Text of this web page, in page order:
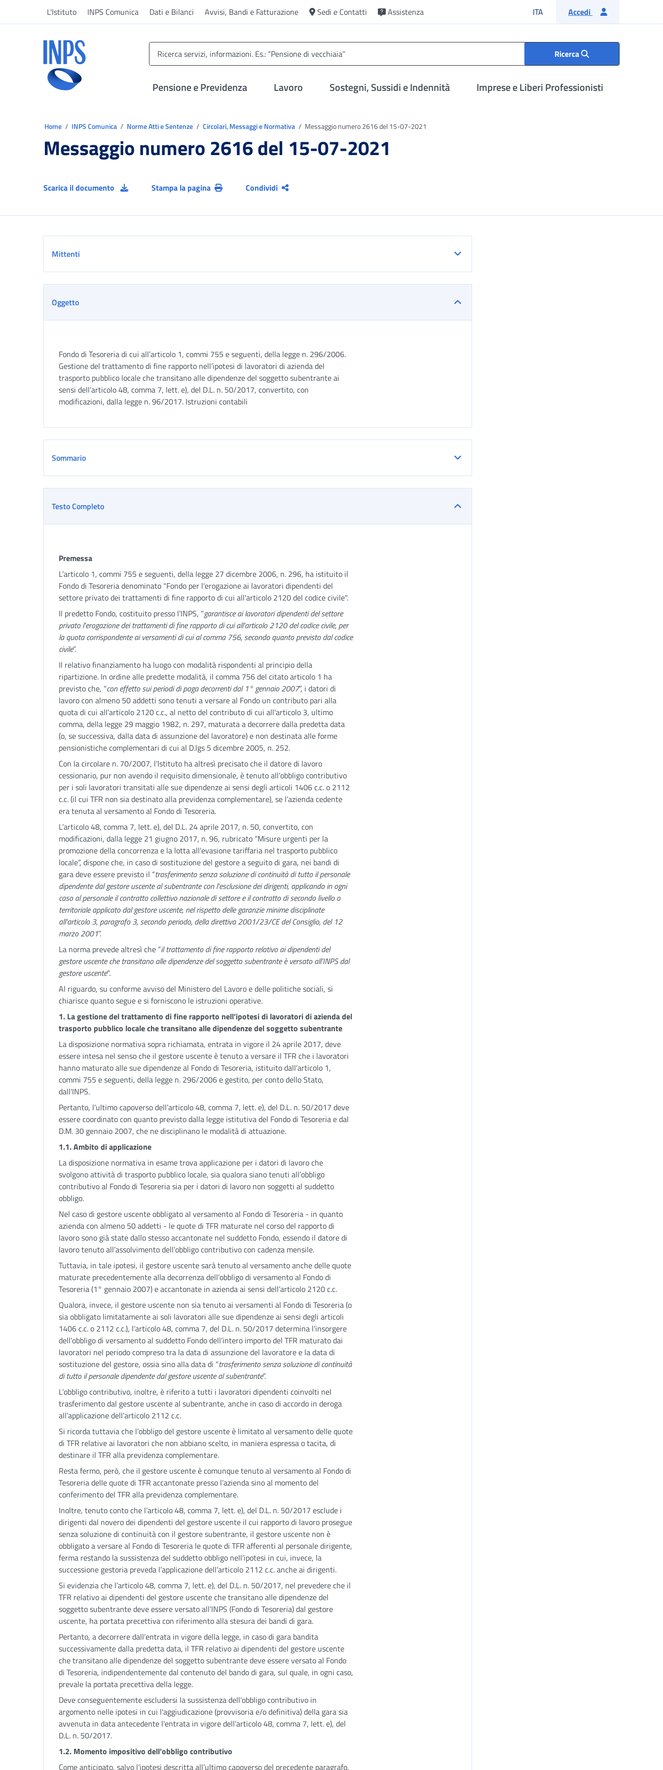
L'Istituto INPS Comunica Dati e Bilanci Avvisi, Bandi e Fatturazione Sedi e Contatti Assistenza ITA Lingua italiana
Accedi
Ricerca
Pensione e Previdenza Lavoro Sostegni, Sussidi e Indennità Imprese e Liberi Professionisti
Home INPS Comunica Norme Atti e Sentenze Circolari, Messaggi e Normativa Messaggio numero 2616 del 15-07-2021
Messaggio numero 2616 del 15-07-2021
Scarica il documento Stampa la pagina Condividi
Mittenti
Oggetto
Fondo di Tesoreria di cui all’articolo 1, commi 755 e seguenti, della legge n. 296/2006.
Gestione del trattamento di fine rapporto nell’ipotesi di lavoratori di azienda del
trasporto pubblico locale che transitano alle dipendenze del soggetto subentrante ai
sensi dell’articolo 48, comma 7, lett. e), del D.L. n. 50/2017, convertito, con
modificazioni, dalla legge n. 96/2017. Istruzioni contabili
Sommario
Testo Completo
Premessa
L’articolo 1, commi 755 e seguenti, della legge 27 dicembre 2006, n. 296, ha istituito il
Fondo di Tesoreria denominato "Fondo per l'erogazione ai lavoratori dipendenti del
settore privato dei trattamenti di fine rapporto di cui all'articolo 2120 del codice civile".
Il predetto Fondo, costituito presso l’INPS, “garantisce ai lavoratori dipendenti del settore
privato l'erogazione dei trattamenti di fine rapporto di cui all'articolo 2120 del codice civile, per
la quota corrispondente ai versamenti di cui al comma 756, secondo quanto previsto dal codice
civile”.
Il relativo finanziamento ha luogo con modalità rispondenti al principio della
ripartizione. In ordine alle predette modalità, il comma 756 del citato articolo 1 ha
previsto che, “con effetto sui periodi di paga decorrenti dal 1° gennaio 2007”, i datori di
lavoro con almeno 50 addetti sono tenuti a versare al Fondo un contributo pari alla
quota di cui all'articolo 2120 c.c., al netto del contributo di cui all'articolo 3, ultimo
comma, della legge 29 maggio 1982, n. 297, maturata a decorrere dalla predetta data
(o, se successiva, dalla data di assunzione del lavoratore) e non destinata alle forme
pensionistiche complementari di cui al D.lgs 5 dicembre 2005, n. 252.
Con la circolare n. 70/2007, l’Istituto ha altresì precisato che il datore di lavoro
cessionario, pur non avendo il requisito dimensionale, è tenuto all’obbligo contributivo
per i soli lavoratori transitati alle sue dipendenze ai sensi degli articoli 1406 c.c. o 2112
c.c. (il cui TFR non sia destinato alla previdenza complementare), se l’azienda cedente
era tenuta al versamento al Fondo di Tesoreria.
L’articolo 48, comma 7, lett. e), del D.L. 24 aprile 2017, n. 50, convertito, con
modificazioni, dalla legge 21 giugno 2017, n. 96, rubricato “Misure urgenti per la
promozione della concorrenza e la lotta all’evasione tariffaria nel trasporto pubblico
locale”, dispone che, in caso di sostituzione del gestore a seguito di gara, nei bandi di
gara deve essere previsto il “trasferimento senza soluzione di continuità di tutto il personale
dipendente dal gestore uscente al subentrante con l'esclusione dei dirigenti, applicando in ogni
caso al personale il contratto collettivo nazionale di settore e il contratto di secondo livello o
territoriale applicato dal gestore uscente, nel rispetto delle garanzie minime disciplinate
all'articolo 3, paragrafo 3, secondo periodo, della direttiva 2001/23/CE del Consiglio, del 12
marzo 2001”.
La norma prevede altresì che “il trattamento di fine rapporto relativo ai dipendenti del
gestore uscente che transitano alle dipendenze del soggetto subentrante è versato all'INPS dal
gestore uscente".
Al riguardo, su conforme avviso del Ministero del Lavoro e delle politiche sociali, si
chiarisce quanto segue e si forniscono le istruzioni operative.
1. La gestione del trattamento di fine rapporto nell’ipotesi di lavoratori di azienda del
trasporto pubblico locale che transitano alle dipendenze del soggetto subentrante
La disposizione normativa sopra richiamata, entrata in vigore il 24 aprile 2017, deve
essere intesa nel senso che il gestore uscente è tenuto a versare il TFR che i lavoratori
hanno maturato alle sue dipendenze al Fondo di Tesoreria, istituito dall’articolo 1,
commi 755 e seguenti, della legge n. 296/2006 e gestito, per conto dello Stato,
dall'INPS.
Pertanto, l’ultimo capoverso dell’articolo 48, comma 7, lett. e), del D.L. n. 50/2017 deve
essere coordinato con quanto previsto dalla legge istitutiva del Fondo di Tesoreria e dal
D.M. 30 gennaio 2007, che ne disciplinano le modalità di attuazione.
1.1. Ambito di applicazione
La disposizione normativa in esame trova applicazione per i datori di lavoro che
svolgono attività di trasporto pubblico locale, sia qualora siano tenuti all’obbligo
contributivo al Fondo di Tesoreria sia per i datori di lavoro non soggetti al suddetto
obbligo.
Nel caso di gestore uscente obbligato al versamento al Fondo di Tesoreria - in quanto
azienda con almeno 50 addetti - le quote di TFR maturate nel corso del rapporto di
lavoro sono già state dallo stesso accantonate nel suddetto Fondo, essendo il datore di
lavoro tenuto all’assolvimento dell’obbligo contributivo con cadenza mensile.
Tuttavia, in tale ipotesi, il gestore uscente sarà tenuto al versamento anche delle quote
maturate precedentemente alla decorrenza dell’obbligo di versamento al Fondo di
Tesoreria (1° gennaio 2007) e accantonate in azienda ai sensi dell’articolo 2120 c.c.
Qualora, invece, il gestore uscente non sia tenuto ai versamenti al Fondo di Tesoreria (o
sia obbligato limitatamente ai soli lavoratori alle sue dipendenze ai sensi degli articoli
1406 c.c. o 2112 c.c.), l’articolo 48, comma 7, del D.L. n. 50/2017 determina l’insorgere
dell’obbligo di versamento al suddetto Fondo dell’intero importo del TFR maturato dai
lavoratori nel periodo compreso tra la data di assunzione del lavoratore e la data di
sostituzione del gestore, ossia sino alla data di “trasferimento senza soluzione di continuità
di tutto il personale dipendente dal gestore uscente al subentrante”.
L’obbligo contributivo, inoltre, è riferito a tutti i lavoratori dipendenti coinvolti nel
trasferimento dal gestore uscente al subentrante, anche in caso di accordo in deroga
all’applicazione dell’articolo 2112 c.c.
Si ricorda tuttavia che l’obbligo del gestore uscente è limitato al versamento delle quote
di TFR relative ai lavoratori che non abbiano scelto, in maniera espressa o tacita, di
destinare il TFR alla previdenza complementare.
Resta fermo, però, che il gestore uscente è comunque tenuto al versamento al Fondo di
Tesoreria delle quote di TFR accantonate presso l’azienda sino al momento del
conferimento del TFR alla previdenza complementare.
Inoltre, tenuto conto che l’articolo 48, comma 7, lett. e), del D.L. n. 50/2017 esclude i
dirigenti dal novero dei dipendenti del gestore uscente il cui rapporto di lavoro prosegue
senza soluzione di continuità con il gestore subentrante, il gestore uscente non è
obbligato a versare al Fondo di Tesoreria le quote di TFR afferenti al personale dirigente,
ferma restando la sussistenza del suddetto obbligo nell’ipotesi in cui, invece, la
successione gestoria preveda l’applicazione dell’articolo 2112 c.c. anche ai dirigenti.
Si evidenzia che l’articolo 48, comma 7, lett. e), del D.L. n. 50/2017, nel prevedere che il
TFR relativo ai dipendenti del gestore uscente che transitano alle dipendenze del
soggetto subentrante deve essere versato all’INPS (Fondo di Tesoreria) dal gestore
uscente, ha portata precettiva con riferimento alla stesura dei bandi di gara.
Pertanto, a decorrere dall’entrata in vigore della legge, in caso di gara bandita
successivamente dalla predetta data, il TFR relativo ai dipendenti del gestore uscente
che transitano alle dipendenze del soggetto subentrante deve essere versato al Fondo
di Tesoreria, indipendentemente dal contenuto del bando di gara, sul quale, in ogni caso,
prevale la portata precettiva della legge.
Deve conseguentemente escludersi la sussistenza dell’obbligo contributivo in
argomento nelle ipotesi in cui l'aggiudicazione (provvisoria e/o definitiva) della gara sia
avvenuta in data antecedente l'entrata in vigore dell’articolo 48, comma 7, lett. e), del
D.L. n. 50/2017.
1.2. Momento impositivo dell’obbligo contributivo
Come anticipato, salvo l’ipotesi descritta all’ultimo capoverso del precedente paragrafo,